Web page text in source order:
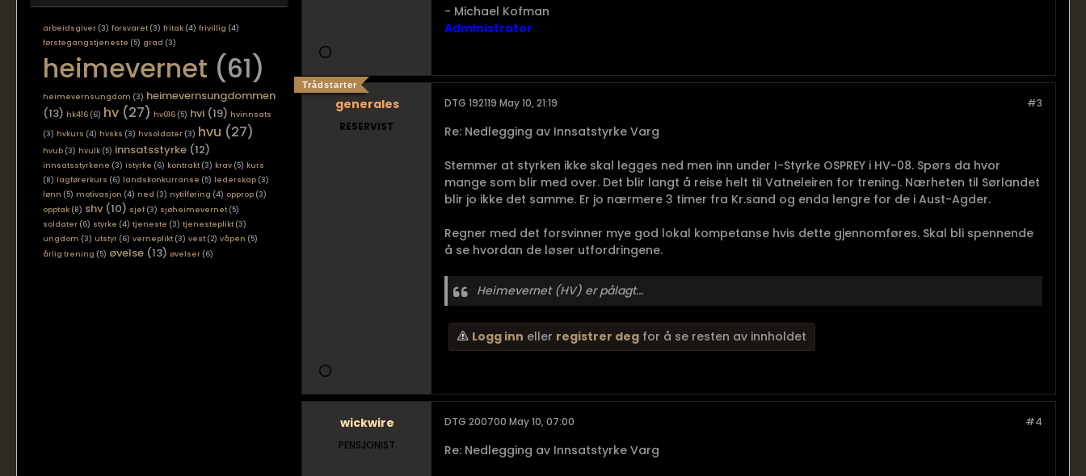
- Michael Kofman
Administrator
generales
Trådstarter
RESERVIST
#3
DTG 192119 May 10, 21:19
Re: Nedlegging av Innsatstyrke Varg
Stemmer at styrken ikke skal legges ned men inn under I-Styrke OSPREY i HV-08. Spørs da hvor
mange som blir med over. Det blir langt å reise helt til Vatneleiren for trening. Nærheten til Sørlandet
blir jo ikke det samme. Er jo nærmere 3 timer fra Kr.sand og enda lengre for de i Aust-Agder.
Regner med det forsvinner mye god lokal kompetanse hvis dette gjennomføres. Skal bli spennende
å se hvordan de løser utfordringene.
Heimevernet (HV) er pålagt...
Logg inn eller registrer deg for å se resten av innholdet
wickwire
PENSJONIST
#4
DTG 200700 May 10, 07:00
Re: Nedlegging av Innsatstyrke Varg
arbeidsgiver (3) forsvaret (3) fritak (4) frivillig (4)
førstegangstjeneste (5) grad (3)
heimevernet (61)
heimevernsungdom (3) heimevernsungdommen
(13) hk416 (6) hv (27) hv016 (5) hvi (19) hvinnsats
(3) hvkurs (4) hvsks (3) hvsoldater (3) hvu (27)
hvub (3) hvulk (5) innsatsstyrke (12)
innsatsstyrkene (3) istyrke (6) kontrakt (3) krav (5) kurs
(8) lagførerkurs (6) landskonkurranse (5) lederskap (3)
lønn (5) motivasjon (4) ned (3) nytilføring (4) opprop (3)
opptak (8) shv(10) sjef (3) sjøheimevernet (5)
soldater (6) styrke (4) tjeneste (3) tjenesteplikt (3)
ungdom (3) utstyr (6) verneplikt (3) vest (2) våpen (5)
årlig trening (5) øvelse (13) øvelser (6)